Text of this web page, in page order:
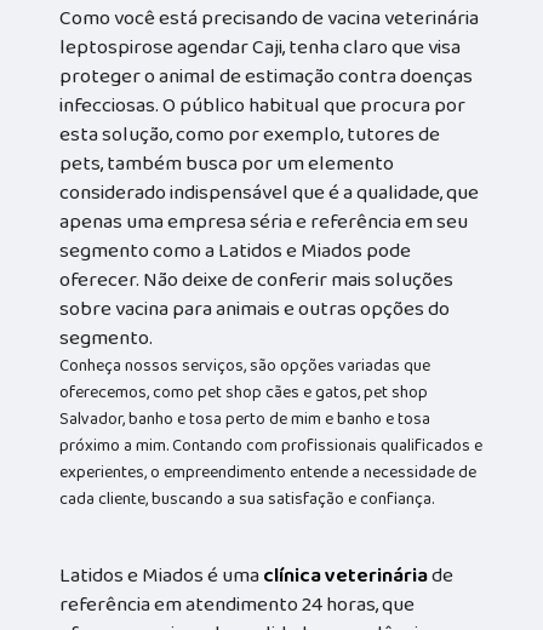
Como você está precisando de vacina veterinária
leptospirose agendar Caji, tenha claro que visa
proteger o animal de estimação contra doenças
infecciosas. O público habitual que procura por
esta solução, como por exemplo, tutores de
pets, também busca por um elemento
considerado indispensável que é a qualidade, que
apenas uma empresa séria e referência em seu
segmento como a Latidos e Miados pode
oferecer. Não deixe de conferir mais soluções
sobre vacina para animais e outras opções do
segmento.
Conheça nossos serviços, são opções variadas que
oferecemos, como pet shop cães e gatos, pet shop
Salvador, banho e tosa perto de mim e banho e tosa
próximo a mim. Contando com profissionais qualificados e
experientes, o empreendimento entende a necessidade de
cada cliente, buscando a sua satisfação e confiança.
Latidos e Miados é umaclínica veterináriade
referência em atendimento 24 horas, que